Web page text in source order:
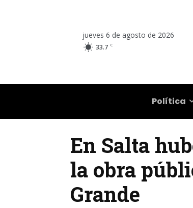
jueves 6 de agosto de 2026
33.7 C
Política
En Salta
la obra
Grande